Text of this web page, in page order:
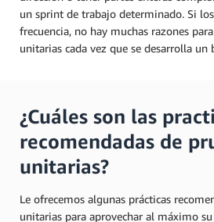
un sprint de trabajo determinado. Si
frecuencia, no hay muchas razones
unitarias cada vez que se desarrolla un
¿Cuáles son las
recomendadas de
unitarias?
Le ofrecemos algunas prácticas
unitarias para aprovechar al máximo su